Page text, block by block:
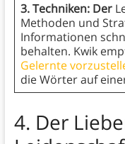
3. Techniken: Der
Methoden und
Informationen
behalten. Kwik
Gelernte
die Wörter auf
4. Der